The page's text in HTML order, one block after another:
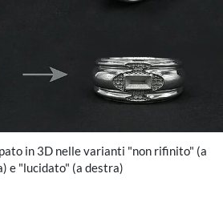
in 3D nelle varianti "non rifinito" (a
e "lucidato" (a destra)